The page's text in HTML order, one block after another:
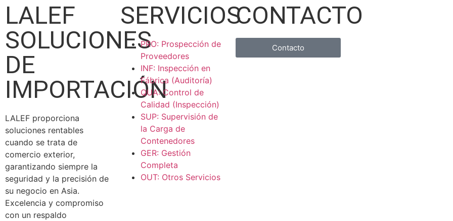
LALEF
SOLUCIONES
DE
IMPORTACIÓN
LALEF proporciona
soluciones rentables
cuando se trata de
comercio exterior,
garantizando siempre la
seguridad y la precisión de
su negocio en Asia.
Excelencia y compromiso
con un respaldo
SERVICIOS
PRO: Prospección de
Proveedores
INF: Inspección en
Fábrica (Auditoría)
QUA: Control de
Calidad (Inspección)
SUP: Supervisión de
la Carga de
Contenedores
GER: Gestión
Completa
OUT: Otros Servicios
CONTACTO
Contacto